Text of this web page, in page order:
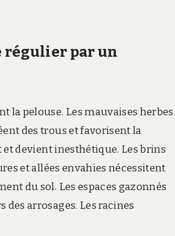
régulier par un
la pelouse. Les mauvaises herbes
des trous et favorisent la
devient inesthétique. Les brins
et allées envahies nécessitent
du sol. Les espaces gazonnés
arrosages. Les racines